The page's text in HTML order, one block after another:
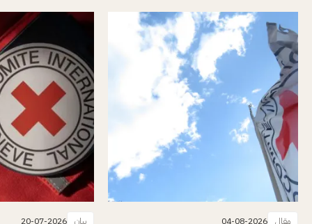
مقال 04-08-2026 بيان 20-07-2026